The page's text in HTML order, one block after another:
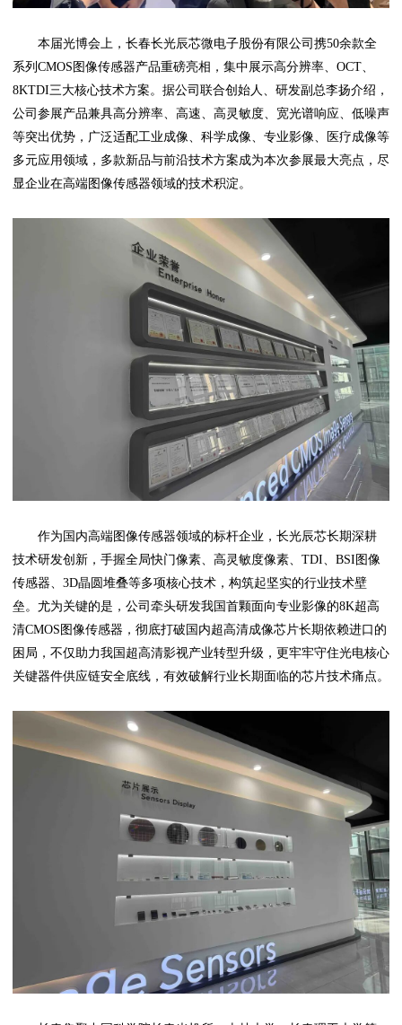
本届光博会上，长春长光辰芯微电子股份有限公司携50余款全
系列CMOS图像传感器产品重磅亮相，集中展示高分辨率、OCT、
8KTDI三大核心技术方案。据公司联合创始人、研发副总李扬介绍，
公司参展产品兼具高分辨率、高速、高灵敏度、宽光谱响应、低噪声
等突出优势，广泛适配工业成像、科学成像、专业影像、医疗成像等
多元应用领域，多款新品与前沿技术方案成为本次参展最大亮点，尽
显企业在高端图像传感器领域的技术积淀。
作为国内高端图像传感器领域的标杆企业，长光辰芯长期深耕
技术研发创新，手握全局快门像素、高灵敏度像素、TDI、BSI图像
传感器、3D晶圆堆叠等多项核心技术，构筑起坚实的行业技术壁
垒。尤为关键的是，公司牵头研发我国首颗面向专业影像的8K超高
清CMOS图像传感器，彻底打破国内超高清成像芯片长期依赖进口的
困局，不仅助力我国超高清影视产业转型升级，更牢牢守住光电核心
关键器件供应链安全底线，有效破解行业长期面临的芯片技术痛点。